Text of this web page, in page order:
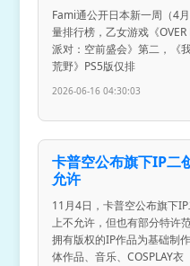
Fami通公开日本新一周（4
量排行榜，乙女游戏《
派对：空前盛会》第二，《
荒野》PS5版仅排
2026-06-16 04:30:03
卡普空公布旗下IP二
允许
11月4日，卡普空公布旗下
上不允许，但也有部分特许
拥有版权的IP作品为基础制
体作品、音乐、COSPLAY衣